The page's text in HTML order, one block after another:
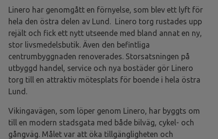
Linero har genomgått en förnyelse, som blev ett lyft för
hela den östra delen av Lund. Linero torg rustades upp
rejält och fick ett nytt utseende med bland annat en ny,
stor livsmedelsbutik. Även den befintliga
centrumbyggnaden renoverades. Storsatsningen på
utbyggd handel, service och nya bostäder gör Linero
torg till en attraktiv mötesplats för boende i hela östra
Lund.
Vikingavägen, som löper genom Linero, har byggts om
till en modern stadsgata med både bilväg, cykel- och
gångväg. Målet var att öka tillgängligheten och